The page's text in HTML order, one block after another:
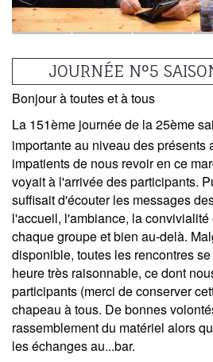
JOURNÉE N°5
Bonjour à toutes et à tous
La 151ème journéede la 25ème
importante au niveau des présents
impatients de nous revoir en ce
voyait à l'arrivée des participants.
suffisait d'écouter les messages
l'accueil, l'ambiance, la
chaque groupe et bien au-delà.
disponible, toutes les rencontres
heure très raisonnable, ce dont
participants (merci de conserver
chapeau à tous. De bonnes
rassemblement du matériel alors
les échanges au...bar.